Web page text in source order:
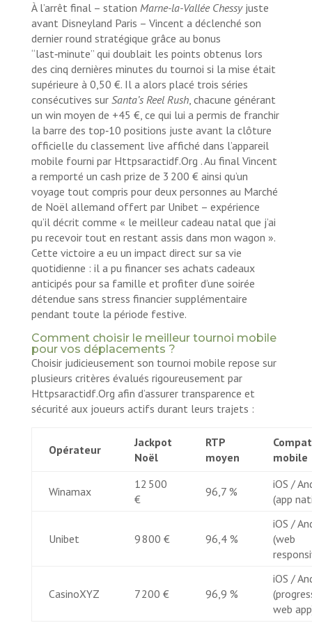
À l’arrêt final – station Marne-la-Vallée Chessyjuste
avant Disneyland Paris – Vincent a déclenché son
dernier round stratégique grâce au bonus
“last‑minute” qui doublait les points obtenus lors
des cinq dernières minutes du tournoi si la mise était
supérieure à 0,50 €. Il a alors placé trois séries
consécutives sur Santa’s Reel Rush, chacune générant
un win moyen de +45 €, ce qui lui a permis de franchir
la barre des top‑10 positions juste avant la clôture
officielle du classement live affiché dans l’appareil
mobile fourni par Httpsaractidf.Org . Au final Vincent
a remporté un cash prize de 3 200 € ainsi qu’un
voyage tout compris pour deux personnes au Marché
de Noël allemand offert par Unibet – expérience
qu’il décrit comme « le meilleur cadeau natal que j’ai
pu recevoir tout en restant assis dans mon wagon ».
Cette victoire a eu un impact direct sur sa vie
quotidienne : il a pu financer ses achats cadeaux
anticipés pour sa famille et profiter d’une soirée
détendue sans stress financier supplémentaire
pendant toute la période festive.
Comment choisir le meilleur tournoi mobile
pour vos déplacements ?
Choisir judicieusement son tournoi mobile repose sur
plusieurs critères évalués rigoureusement par
Httpsaractidf.Org afin d’assurer transparence et
sécurité aux joueurs actifs durant leurs trajets :
Opérateur
Jackpot
Noël
RTP
moyen
mobile
Winamax
12 500
€
96,7 %
iOS /
(app
Unibet 9 800 € 96,4 %
iOS /
(web
CasinoXYZ 7 200 € 96,9 %
iOS /
web